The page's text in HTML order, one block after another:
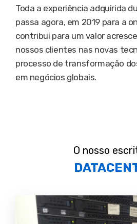
Toda a experiência adquirida
passa agora, em 2019 para a
contribui para um valor
nossos clientes nas novas
processo de transformação
em negócios globais.
O nosso